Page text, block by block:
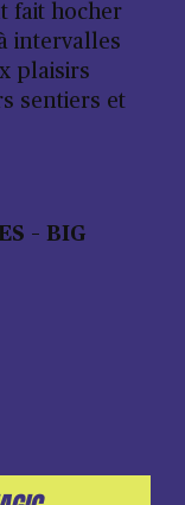
fait hocher
intervalles
plaisirs
sentiers et
– BIG